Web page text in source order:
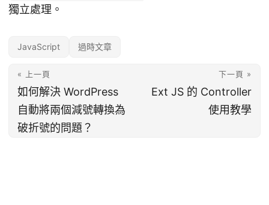
獨立處理。
JavaScript 過時文章
« 上一頁
如何解決 WordPress
自動將兩個減號轉換為
破折號的問題？
下一頁 »
Ext JS 的 Controller
使用教學